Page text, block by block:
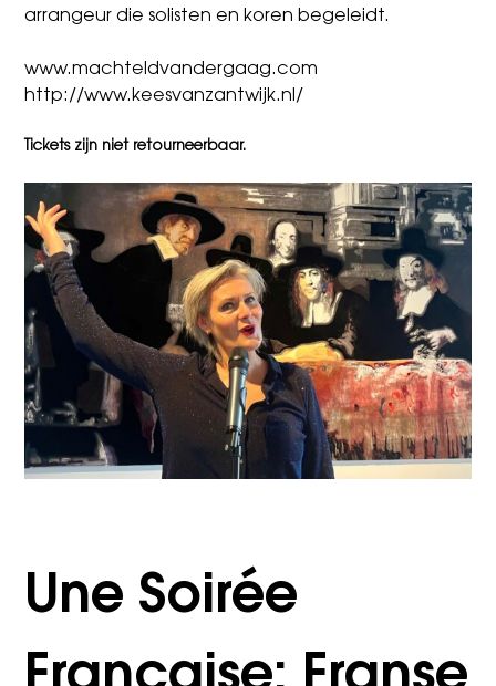
arrangeur die solisten en koren begeleidt.
www.machteldvandergaag.com
http://www.keesvanzantwijk.nl/
Tickets zijn niet retourneerbaar.
Une Soirée